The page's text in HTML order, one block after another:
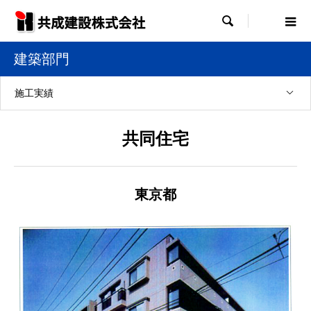

建築部門
施工実績
共同住宅
東京都